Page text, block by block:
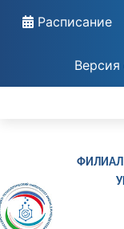
Расписание
ФИЛИАЛ